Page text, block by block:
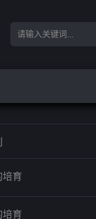
育
育